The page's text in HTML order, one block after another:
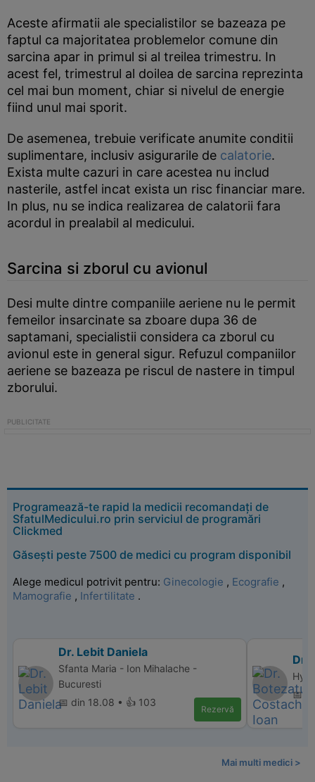
Aceste afirmatii ale specialistilor se bazeaza pe
faptul ca majoritatea problemelor comune din
sarcina apar in primul si al treilea trimestru. In
acest fel, trimestrul al doilea de sarcina reprezinta
cel mai bun moment, chiar si nivelul de energie
fiind unul mai sporit.
De asemenea, trebuie verificate anumite conditii
suplimentare, inclusiv asigurarile de calatorie.
Exista multe cazuri in care acestea nu includ
nasterile, astfel incat exista un risc financiar mare.
In plus, nu se indica realizarea de calatorii fara
acordul in prealabil al medicului.
Sarcina si zborul cu avionul
Desi multe dintre companiile aeriene nu le permit
femeilor insarcinate sa zboare dupa 36 de
saptamani, specialistii considera ca zborul cu
avionul este in general sigur. Refuzul companiilor
aeriene se bazeaza pe riscul de nastere in timpul
zborului.
Programează-te rapid la medicii recomandați de
SfatulMedicului.ro prin serviciul de programări
Clickmed
Găsești peste 7500 de medici cu program disponibil
Alege medicul potrivit pentru: Ginecologie , Ecografie ,
Mamografie , Infertilitate .
Dr. Lebit Daniela
Sfanta Maria - Ion Mihalache -
Bucuresti
📅 din 18.08 • 👍 103
Rezervă
Dr.
📅
Mai multi medici >